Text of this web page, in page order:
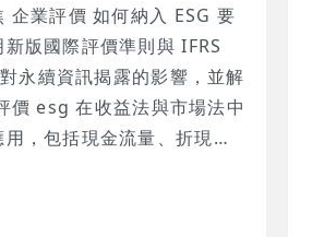
企業評價 如何納入 ESG 要
版國際評價準則與 IFRS
永續資訊揭露的影響，並解
價 esg 在收益法與市場法中
用，包括現金流量、折現
助評價人員理解 ESG 風險